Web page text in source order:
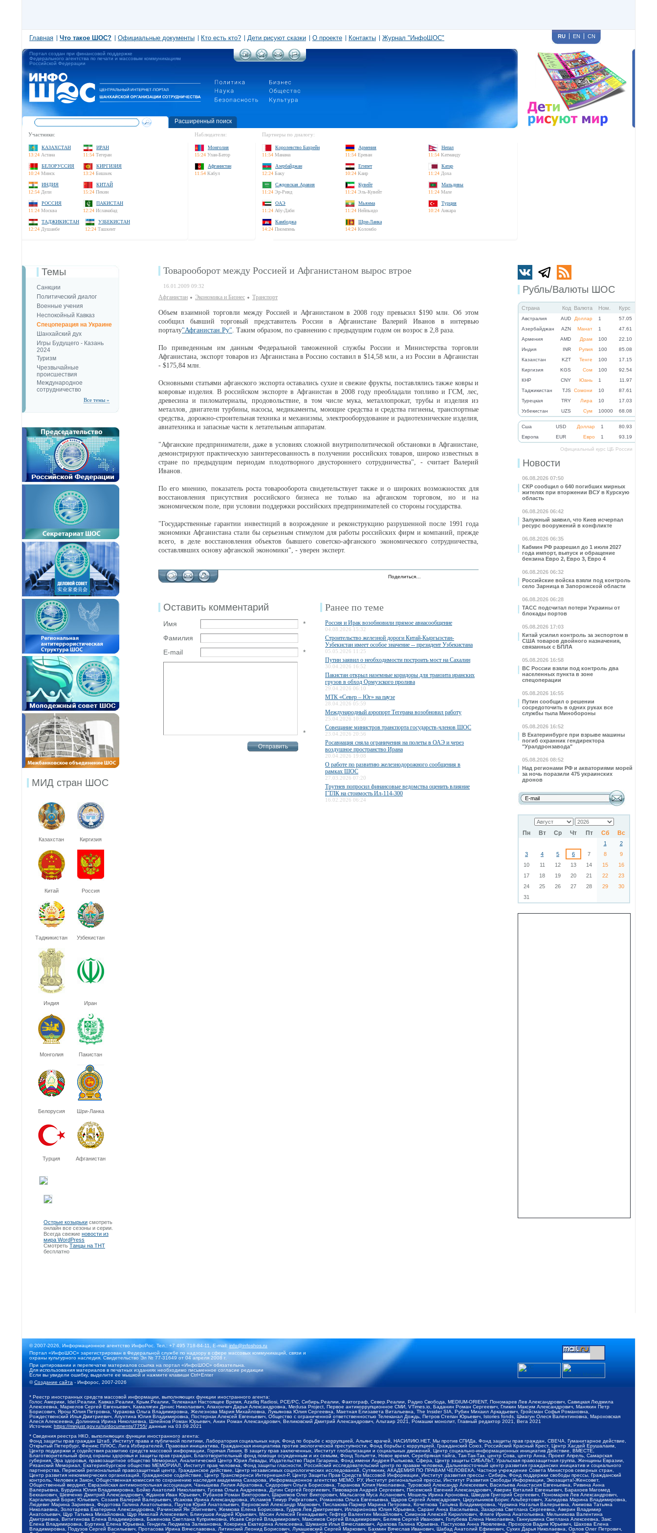
Главная Что такое ШОС? Официальные документы Кто есть кто? Дети рисуют сказки О проекте Контакты Журнал "ИнфоШОС" RU EN CN
Портал создан при финансовой поддержке
Федерального агентства по печати и массовым коммуникациям
Российской Федерации
Расширенный поиск
Участники:
КАЗАХСТАН
13:24 Астана
ИРАН
11:54 Тегеран
БЕЛОРУССИЯ
10:24 Минск
КИРГИЗИЯ
13:24 Бишкек
ИНДИЯ
12:54 Дели
КИТАЙ
15:24 Пекин
РОССИЯ
11:24 Москва
ПАКИСТАН
12:24 Исламабад
ТАДЖИКИСТАН
12:24 Душанбе
УЗБЕКИСТАН
12:24 Ташкент
Наблюдатели:
Монголия
15:24 Улан-Батор
Афганистан
11:54 Кабул
Партнеры по диалогу:
Королевство Бахрейн
11:54 Манама
Армения
11:54 Ереван
Непал
11:54 Катманду
Азербайджан
12:24 Баку
Египет
10:24 Каир
Катар
11:24 Доха
Саудовская Аравия
11:24 Эр-Рияд
Кувейт
11:24 Эль-Кувейт
Мальдивы
11:24 Мале
ОАЭ
11:24 Абу-Даби
Мьянма
11:24 Нейпьидо
Турция
10:24 Анкара
Камбоджа
14:24 Пномпень
Шри-Ланка
14:24 Коломбо
Рубль/Валюты ШОС
Страна Код Валюта Ном. Курс
Австралия AUD Доллар 1
57.05
Азербайджан
AZN Манат 1
47.61
Армения
AMD Драм 100
22.10
Индия
INR Рупия 100
85.08
Казахстан
KZT Тенге 100
17.15
Киргизия
KGS Сом 100
92.54
КНР
CNY Юань 1
11.97
Таджикистан
TJS Сомони 10
87.61
Турецкая
TRY Лира 10
17.03
Узбекистан
UZS Сум 10000 68.08
Cша USD Доллар 1
80.93
Eвропа
EUR Евро 1 93.19
Официальный курс ЦБ России
Новости
06.08.2026 07:50
СКР сообщил о 640 погибших мирных
жителях при вторжении ВСУ в Курскую
область
06.08.2026 06:42
Залужный заявил, что Киев исчерпал
ресурс вооружений в конфликте
06.08.2026 06:35
Кабмин РФ разрешил до 1 июля 2027
года импорт, выпуск и обращение
бензина Евро 2, Евро 3, Евро 4
06.08.2026 06:32
Российские войска взяли под контроль
село Зарница в Запорожской области
06.08.2026 06:28
ТАСС подсчитал потери Украины от
блокады портов
05.08.2026 17:03
Китай усилил контроль за экспортом в
США товаров двойного назначения,
связанных с БПЛА
05.08.2026 16:58
ВС России взяли под контроль два
населенных пункта в зоне
спецоперации
05.08.2026 16:55
Путин сообщил о решении
сосредоточить в одних руках все
службы тыла Минобороны
05.08.2026 16:52
В Екатеринбурге при взрыве машины
погиб охранник гендиректора
"Уралдронзавода"
05.08.2026 08:52
Над регионами РФ и акваториями морей
за ночь поразили 475 украинских
дронов
Пн Вт Ср Чт Пт Сб Вс
1
2
3
4 5 6 7 8
9
10
11 12 13 14 15
16
17
18 19 20 21 22
23
24
25 26 27 28 29
30
31
Темы
Санкции
Политический диалог
Военные учения
Неспокойный Кавказ
Спецоперация на Украине
Шанхайский дух
Игры Будущего - Казань
2024
Туризм
Чрезвычайные
происшествия
Международное
сотрудничество
Все темы »
МИД стран ШОС
Казахстан Киргизия
Китай Россия
Таджикистан Узбекистан
Индия Иран
Монголия Пакистан
Белорусия Шри-Ланка
Турция Афганистан
Острые козырьки смотреть
онлайн все сезоны и серии.
Всегда свежие новости из
мира WordPress
Смотреть Танцы на ТНТ
бесплатно
Товарооборот между Россией и Афганистаном вырос втрое
16.01.2009 09:32
Афганистан Экономика и Бизнес Транспорт
Объем взаимной торговли между Россией и Афганистаном в 2008 году превысил $190 млн. Об этом
сообщил бывший торговый представитель России в Афганистане Валерий Иванов в интервью
порталу"Афганистан.Ру". Таким образом, по сравнению с предыдущим годом он возрос в 2,8 раза.
По приведенным им данным Федеральной таможенной службы России и Министерства торговли
Афганистана, экспорт товаров из Афганистана в Россию составил в $14,58 млн, а из России в Афганистан
- $175,84 млн.
Основными статьями афганского экспорта оставались сухие и свежие фрукты, поставлялись также ковры и
ковровые изделия. В российском экспорте в Афганистан в 2008 году преобладали топливо и ГСМ, лес,
древесина и пиломатериалы, продовольствие, в том числе мука, металлопрокат, трубы и изделия из
металлов, двигатели турбины, насосы, медикаменты, моющие средства и средства гигиены, транспортные
средства, дорожно-строительная техника и механизмы, электрооборудование и радиотехнические изделия,
авиатехника и запасные части к летательным аппаратам.
"Афганские предприниматели, даже в условиях сложной внутриполитической обстановки в Афганистане,
демонстрируют практическую заинтересованность в получении российских товаров, широко известных в
стране по предыдущим периодам плодотворного двустороннего сотрудничества", - считает Валерий
Иванов.
По его мнению, показатель роста товарооборота свидетельствует также и о широких возможностях для
восстановления присутствия российского бизнеса не только на афганском торговом, но и на
экономическом поле, при условии поддержки российских предпринимателей со стороны государства.
"Государственные гарантии инвестиций в возрождение и реконструкцию разрушенной после 1991 года
экономики Афганистана стали бы серьезным стимулом для работы российских фирм и компаний, прежде
всего, в деле восстановления объектов бывшего советско-афганского экономического сотрудничества,
составлявших основу афганской экономики", - уверен эксперт.
Поделиться…
Оставить комментарий
Имя
*
Фамилия
E-mail
*
*
Ранее по теме
Россия и Ирак возобновили прямое авиасообщение
04.08.2026 15:32
Строительство железной дороги Китай-Кыргызстан-
Узбекистан имеет особое значение -- президент Узбекистана
05.05.2026 11:25
Путин заявил о необходимости построить мост на Сахалин
30.04.2026 16:52
Пакистан открыл наземные коридоры для транзита иранских
грузов в обход Ормузского пролива
29.04.2026 06:10
МТК «Север – Юг» на паузе
28.04.2026 05:59
Международный аэропорт Тегерана возобновил работу
25.04.2026 10:50
Совещание министров транспорта государств-членов ШОС
23.04.2026 20:56
Росавиация сняла ограничения на полеты в ОАЭ и через
воздушное пространство Ирана
20.04.2026 19:08
О работе по развитию железнодорожного сообщения в
рамках ШОС
27.03.2026 07:20
Трутнев попросил финансовые ведомства оценить влияние
ГТЛК на стоимость Ил-114-300
16.02.2026 06:24
© 2007-2026, Информационное агентство ИнфоРос. Тел.: +7 495 718-84-11, E-mail:info@infoshos.ru
Портал «ИнфоШОС» зарегистрирован в Федеральной службе по надзору в сфере массовых коммуникаций, связи и
охраны культурного наследия. Свидетельство Эл № 77-31649 от 04 апреля 2008 г.
При цитировании и перепечатке материалов ссылка на портал «ИнфоШОС» обязательна.
Для использования материалов в печатных изданиях необходимо письменное согласие редакции
Если вы увидели ошибку, выделите ее мышкой и нажмите клавиши Ctrl+Enter
©Создание сайта - Инфорос, 2007-2026
* Реестр иностранных средств массовой информации, выполняющих функции иностранного агента:
Голос Америки, Idel.Реалии, Кавказ.Реалии, Крым.Реалии, Телеканал Настоящее Время, Azatliq Radiosi, PCE/PC, Сибирь.Реалии, Фактограф, Север.Реалии, Радио Свобода, MEDIUM-ORIENT, Пономарев Лев Александрович, Савицкая Людмила
Алексеевна, Маркелов Сергей Евгеньевич, Камалягин Денис Николаевич, Апахончич Дарья Александровна, Medusa Project, Первое антикоррупционное СМИ, VTimes.io, Баданин Роман Сергеевич, Гликин Максим Александрович, Маняхин Петр
Борисович, Ярош Юлия Петровна, Чуракова Ольга Владимировна, Железнова Мария Михайловна, Лукьянова Юлия Сергеевна, Маетная Елизавета Витальевна, The Insider SIA, Рубин Михаил Аркадьевич, Гройсман Софья Романовна,
Рождественский Илья Дмитриевич, Апухтина Юлия Владимировна, Постернак Алексей Евгеньевич, Общество с ограниченной ответственностью Телеканал Дождь, Петров Степан Юрьевич, Istories fonds, Шмагун Олеся Валентиновна, Мароховская
Алеся Алексеевна, Долинина Ирина Николаевна, Шлейнов Роман Юрьевич, Анин Роман Александрович, Великовский Дмитрий Александрович, Альтаир 2021, Ромашки монолит, Главный редактор 2021, Вега 2021
Источник: https://minjust.gov.ru/ru/documents/7755/ данные на 03.09.2021
* Сведения реестра НКО, выполняющих функции иностранного агента:
Фонд защиты прав граждан Штаб, Институт права и публичной политики, Лаборатория социальных наук, Фонд по борьбе с коррупцией, Альянс врачей, НАСИЛИЮ.НЕТ, Мы против СПИДа, Фонд защиты прав граждан, СВЕЧА, Гуманитарное действие,
Открытый Петербург, Феникс ПЛЮС, Лига Избирателей, Правовая инициатива, Гражданская инициатива против экологической преступности, Фонд борьбы с коррупцией, Гражданский Союз, Российский Красный Крест, Центр Хасдей Ерушалаим,
Центр поддержки и содействия развитию средств массовой информации, Горячая Линия, В защиту прав заключенных, Институт глобализации и социальных движений, Центр социально-информационных инициатив Действие, ВМЕСТЕ,
Благотворительный фонд охраны здоровья и защиты прав граждан, Благотворительный фонд помощи осужденным и их семьям, Фонд Тольятти, Новое время, Серебряная тайга, Так-Так-Так, центр Сова, центр Анна, Проект Апрель, Самарская
губерния, Эра здоровья, правозащитное общество Мемориал, Аналитический Центр Юрия Левады, Издательство Парк Гагарина, Фонд имени Андрея Рылькова, Сфера, Центр защиты СИБАЛЬТ, Уральская правозащитная группа, Женщины Евразии,
Рязанский Мемориал, Екатеринбургское общество МЕМОРИАЛ, Институт прав человека, Фонд защиты гласности, Российский исследовательский центр по правам человека, Дальневосточный центр развития гражданских инициатив и социального
партнерства, Пермский региональный правозащитный центр, Гражданское действие, Центр независимых социологических исследований, Сутяжник, АКАДЕМИЯ ПО ПРАВАМ ЧЕЛОВЕКА, Частное учреждение Совета Министров северных стран,
Центр развития некоммерческих организаций, Гражданское содействие, Центр Трансперенси Интернешнл-Р, Центр Защиты Прав Средств Массовой Информации, Институт развития прессы - Сибирь, Фонд поддержки свободы прессы, Гражданский
контроль, Человек и Закон, Общественная комиссия по сохранению наследия академика Сахарова, Информационное агентство МЕМО. РУ, Институт региональной прессы, Институт Развития Свободы Информации, Экозащита!-Женсовет,
Общественный вердикт, Евразийская антимонопольная ассоциация, Чанышева Лилия Айратовна, Сидорович Ольга Борисовна, Таранова Юлия Николаевна, Туровский Александр Алексеевич, Васильева Анастасия Евгеньевна, Ривина Анна
Валерьевна, Бурдина Юлия Владимировна, Бойко Анатолий Николаевич, Гусева Ольга Андреевна, Дугин Сергей Георгиевич, Пивоваров Андрей Сергеевич, Писемский Евгений Александрович, Аверин Виталий Евгеньевич, Барахоев Магомед
Бекханович, Шевченко Дмитрий Александрович, Жданов Иван Юрьевич, Рубанов Роман Викторович, Шарипков Олег Викторович, Мальсагов Муса Асланович, Мошель Ирина Ароновна, Шведов Григорий Сергеевич, Пономарев Лев Александрович,
Каргалицкий Борис Юльевич, Созаев Валерий Валерьевич, Исакова Ирина Александровна, Исламов Тимур Рифгатович, Романова Ольга Евгеньевна, Щаров Сергей Алексадрович, Цирульников Борис Альбертович, Халидова Марина Владимировна,
Людевиг Марина Зариевна, Федотова Галина Анатольевна, Паутов Юрий Анатольевич, Верховский Александр Маркович, Пислакова-Паркер Марина Петровна, Кочеткова Татьяна Владимировна, Чуркина Наталья Валерьевна, Акимова Татьяна
Николаевна, Золотарева Екатерина Александровна, Рачинский Ян Збигневич, Жемкова Елена Борисовна, Гудков Лев Дмитриевич, Илларионова Юлия Юрьевна, Саранг Анна Васильевна, Захарова Светлана Сергеевна, Аверин Владимир
Анатольевич, Щур Татьяна Михайловна, Щур Николай Алексеевич, Блинушов Андрей Юрьевич, Мосин Алексей Геннадьевич, Гефтер Валентин Михайлович, Симонов Алексей Кириллович, Флиге Ирина Анатольевна, Мельникова Валентина
Дмитриевна, Вититинова Елена Владимировна, Баженова Светлана Куприяновна, Исаев Сергей Владимирович, Максимов Сергей Владимирович, Беляев Сергей Иванович, Голубева Елена Николаевна, Ганнушкина Светлана Алексеевна, Закс
Елена Владимировна, Буртина Елена Юрьевна, Гендель Людмила Залмановна, Кокорина Екатерина Алексеевна, Шуманов Илья Вячеславович, Арапова Галина Юрьевна, Пастухова Анна Яковлевна, Прохоров Вадим Юрьевич, Шахова Елена
Владимировна, Подузов Сергей Васильевич, Протасова Ирина Вячеславовна, Литинский Леонид Борисович, Лукашевский Сергей Маркович, Бахмин Вячеслав Иванович, Шабад Анатолий Ефимович, Сухих Дарья Николаевна, Орлов Олег Петрович,